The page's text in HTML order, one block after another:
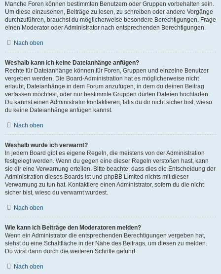
Manche Foren können bestimmten Benutzern oder Gruppen vorbehalten sein.
Um diese einzusehen, Beiträge zu lesen, zu schreiben oder andere Vorgänge
durchzuführen, brauchst du möglicherweise besondere Berechtigungen. Frage
einen Moderator oder Administrator nach entsprechenden Berechtigungen.
Nach oben
Weshalb kann ich keine Dateianhänge anfügen?
Rechte für Dateianhänge können für Foren, Gruppen und einzelne Benutzer
vergeben werden. Die Board-Administration hat es möglicherweise nicht
erlaubt, Dateianhänge in dem Forum anzufügen, in dem du deinen Beitrag
verfassen möchtest, oder nur bestimmte Gruppen dürfen Dateien hochladen.
Du kannst einen Administrator kontaktieren, falls du dir nicht sicher bist, wieso
du keine Dateianhänge anfügen kannst.
Nach oben
Weshalb wurde ich verwarnt?
In jedem Board gibt es eigene Regeln, die meistens von der Administration
festgelegt werden. Wenn du gegen eine dieser Regeln verstoßen hast, kann
sie dir eine Verwarnung erteilen. Bitte beachte, dass dies die Entscheidung der
Administration dieses Boards ist und phpBB Limited nichts mit dieser
Verwarnung zu tun hat. Kontaktiere einen Administrator, sofern du die nicht
sicher bist, wieso du verwarnt wurdest.
Nach oben
Wie kann ich Beiträge den Moderatoren melden?
Wenn ein Administrator die entsprechenden Berechtigungen vergeben hat,
siehst du eine Schaltfläche in der Nähe des Beitrags, um diesen zu melden.
Du wirst dann durch die weiteren Schritte geführt.
Nach oben